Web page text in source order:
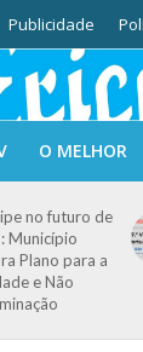
Publicidade
O MELHOR
no futuro de
Município
Plano para a
e Não